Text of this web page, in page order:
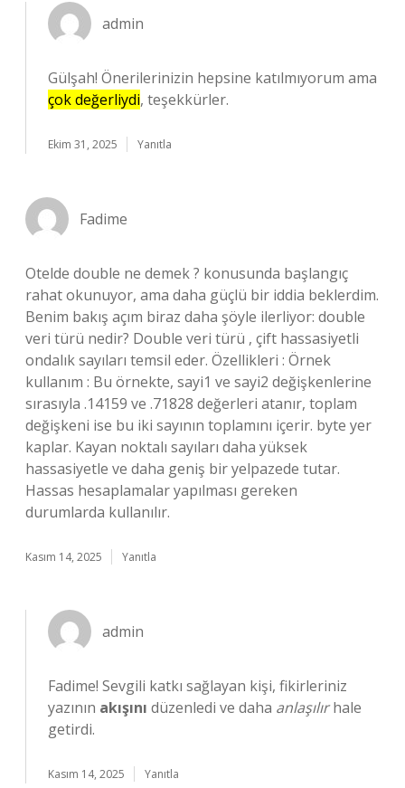
admin
Gülşah! Önerilerinizin hepsine katılmıyorum ama
çok değerliydi, teşekkürler.
Ekim 31, 2025 Yanıtla
Fadime
Otelde double ne demek ? konusunda başlangıç
rahat okunuyor, ama daha güçlü bir iddia beklerdim.
Benim bakış açım biraz daha şöyle ilerliyor: double
veri türü nedir? Double veri türü , çift hassasiyetli
ondalık sayıları temsil eder. Özellikleri : Örnek
kullanım : Bu örnekte, sayi1 ve sayi2 değişkenlerine
sırasıyla .14159 ve .71828 değerleri atanır, toplam
değişkeni ise bu iki sayının toplamını içerir. byte yer
kaplar. Kayan noktalı sayıları daha yüksek
hassasiyetle ve daha geniş bir yelpazede tutar.
Hassas hesaplamalar yapılması gereken
durumlarda kullanılır.
Kasım 14, 2025 Yanıtla
admin
Fadime! Sevgili katkı sağlayan kişi, fikirleriniz
yazının akışını düzenledi ve daha anlaşılırhale
getirdi.
Kasım 14, 2025 Yanıtla